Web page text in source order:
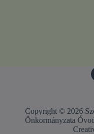
Copyright © 2026
Önkormányzata